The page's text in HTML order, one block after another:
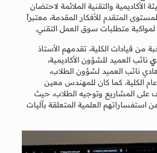
الأكاديمية والتقنية الملائمة لاحتضان
المتقدم للأفكار المقدمة، معتبراً
متطلبات سوق العمل التقني.
قيادات الكلية، تقدمهم الأستاذ
نائب العميد للشؤون الأكاديمية،
نائب العميد لشؤون الطلاب،
عام الكلية. كما كان للمهندس معين
على المشاريع وتوجيه الطلاب، حيث
العلمية المتعلقة بآليات